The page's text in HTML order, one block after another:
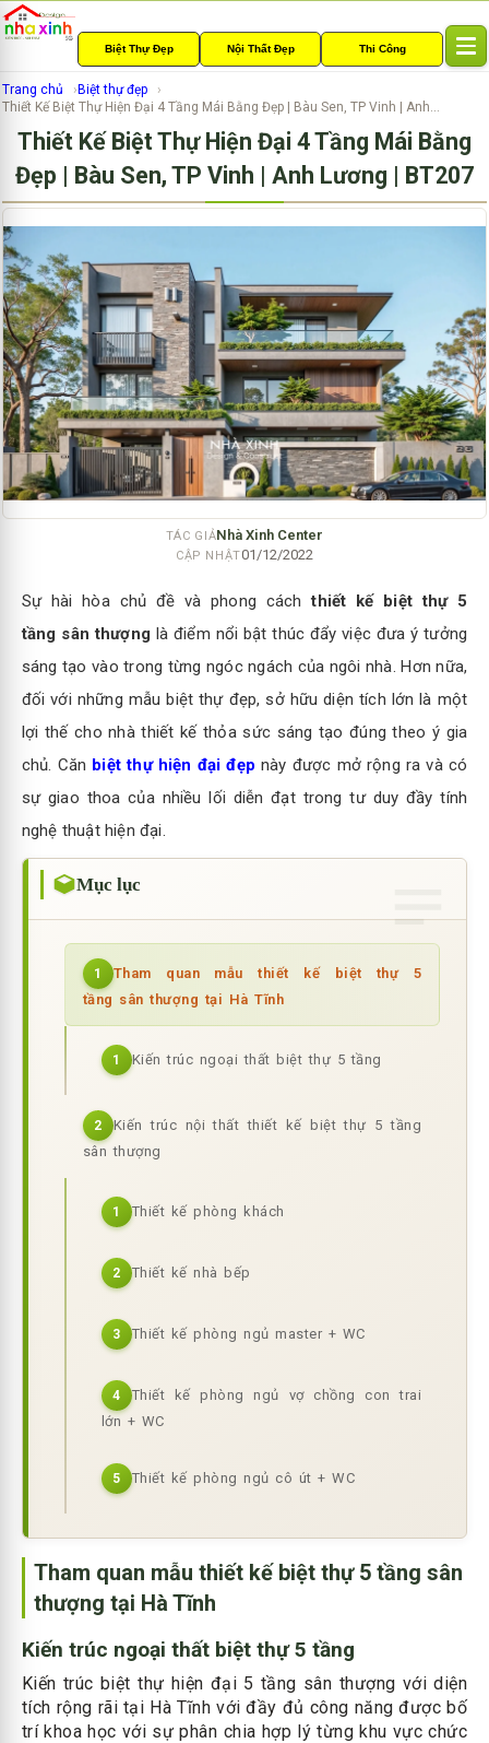
Biệt Thự Đẹp Nội Thất Đẹp Thi Công
l
e
n
a
v
i
o
n
Trang chủ
Biệt thự đẹp
Thiết Kế Biệt Thự Hiện Đại 4 Tầng Mái Bằng Đẹp | Bàu Sen, TP Vinh | Anh...
Thiết Kế Biệt Thự Hiện Đại 4 Tầng Mái Bằng
Đẹp | Bàu Sen, TP Vinh | Anh Lương | BT207
TÁC GIẢNhà Xinh Center
CẬP NHẬT01/12/2022
Sự hài hòa chủ đề và phong cáchthiết kế biệt thự 5
tầng sân thượng là điểm nổi bật thúc đẩy việc đưa ý tưởng
sáng tạo vào trong từng ngóc ngách của ngôi nhà. Hơn nữa,
đối với những mẫu biệt thự đẹp, sở hữu diện tích lớn là một
lợi thế cho nhà thiết kế thỏa sức sáng tạo đúng theo ý gia
chủ. Căn biệt thự hiện đại đẹp này được mở rộng ra và có
sự giao thoa của nhiều lối diễn đạt trong tư duy đầy tính
nghệ thuật hiện đại.
Mục lục
1
Tham quan mẫu thiết kế biệt thự 5
tầng sân thượng tại Hà Tĩnh
1 Kiến trúc ngoại thất biệt thự 5 tầng
2
Kiến trúc nội thất thiết kế biệt thự 5 tầng
sân thượng
1 Thiết kế phòng khách
2 Thiết kế nhà bếp
3 Thiết kế phòng ngủ master + WC
4
Thiết kế phòng ngủ vợ chồng con trai
lớn + WC
5 Thiết kế phòng ngủ cô út + WC
Tham quan mẫu thiết kế biệt thự 5 tầng sân
thượng tại Hà Tĩnh
Kiến trúc ngoại thất biệt thự 5 tầng
Kiến trúc biệt thự hiện đại 5 tầng sân thượng với diện
tích rộng rãi tại Hà Tĩnh với đầy đủ công năng được bố
trí khoa học với sự phân chia hợp lý từng khu vực chức